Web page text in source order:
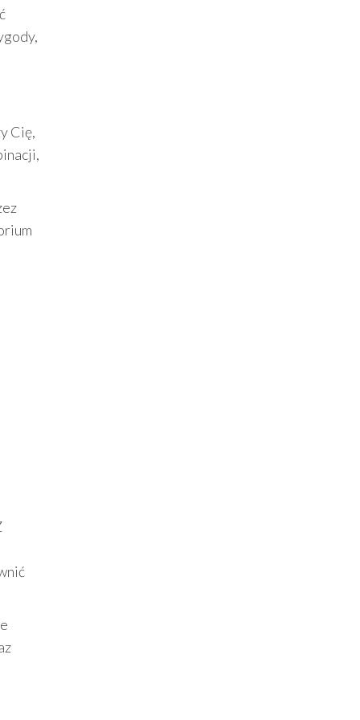
Cię,